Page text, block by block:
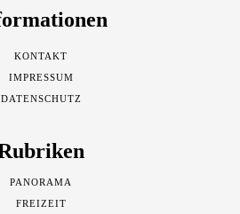
KONTAKT
IMPRESSUM
DATENSCHUTZ
PANORAMA
FREIZEIT